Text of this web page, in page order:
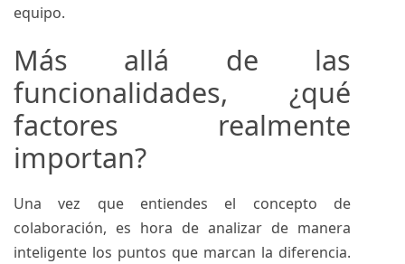
equipo.
Más allá de las
funcionalidades, ¿qué
factores realmente
importan?
Una vez que entiendes el concepto de
colaboración, es hora de analizar de manera
inteligente los puntos que marcan la diferencia.